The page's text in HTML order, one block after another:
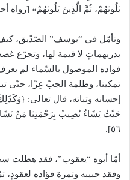
يَلُونَهُمْ، ثُمَّ الَّذِينَ يَلُونَهُمْ»
وتأمّل في “يوسف” الصّدّيق،
بدريهماتٍ لا قيمة لها، وتجرّع
فؤاده الموصول بالسّماء لم
تمكينا، وظلمة الجبّ عِزّا، حتّى
إحسانه وثباته، قال تعالى:
حَيْثُ يَشَاءُ نُصِيبُ بِرَحْمَتِنَا مَنْ
٥٦].
أمّا أبوه “يعقوب”، فقد هطلت
وفقد حبيبه وثمرة فؤاده